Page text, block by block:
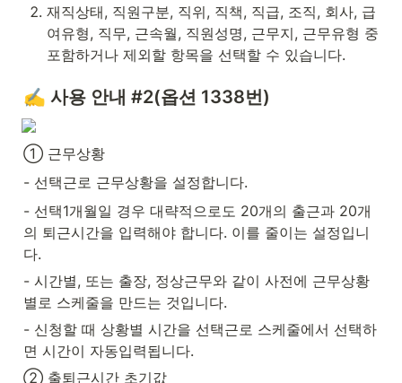
재직상태, 직원구분, 직위, 직책, 직급, 조직, 회사, 급
여유형, 직무, 근속월, 직원성명, 근무지, 근무유형 중
포함하거나 제외할 항목을 선택할 수 있습니다.
✍️ 사용 안내 #2(옵션 1338번)
① 근무상황
- 선택근로 근무상황을 설정합니다.
- 선택1개월일 경우 대략적으로도 20개의 출근과 20개
의 퇴근시간을 입력해야 합니다. 이를 줄이는 설정입니
다.
- 시간별, 또는 출장, 정상근무와 같이 사전에 근무상황
별로 스케줄을 만드는 것입니다.
- 신청할 때 상황별 시간을 선택근로 스케줄에서 선택하
면 시간이 자동입력됩니다.
② 출퇴근시간 초기값